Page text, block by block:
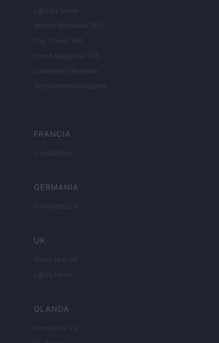
Lgbtqia News
Motors Magazine 365
Day Travel 365
Home Magazine 365
Cineverse Magazine
SecondHomeMagazine
FRANCIA
InvestirMag
GERMANIA
Investieren24
UK
News Hub UK
Lgbtq News
OLANDA
Investeren 24